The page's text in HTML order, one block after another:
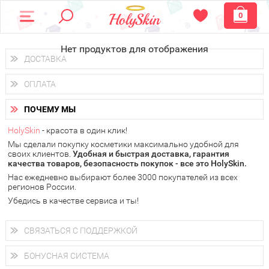
0
Нет продуктов для отображения
ДОСТАВКА
Доставка осуществляетсяпо всем городам России.
Вы можете выбрать доставку курьером, Почтой России или
получить заказ в пунктах выдачи PickPoint или пункте
самовывоза.
В 20 городах России доставка осуществляется ужена
следующий день.
у Вас всегда есть возможность получитьбесплатную
доставку от HolySkin.
подробнее об условиях доставки и оплаты в Вашем городе
ОПЛАТА
Вы можете оплатить свой заказ любым удобным способом:
наличными деньгами (
через интернет-банк (Альфа-банк, Сбербанк) и другими
электронными способами.
ПОЧЕМУ МЫ
HolySkin - красота в один клик!
Мы сделали покупку косметики максимально удобной для
своих клиентов. Удобная и быстрая доставка, гарантия
качества товаров, безопасность покупок - все это HolySkin.
Нас ежедневно выбирают более 3000 покупателей из всех
регионов России.
Убедись в качестве сервиса и ты!
СВЯЗАТЬСЯ С ПОДДЕРЖКОЙ
+7 (800) 707-24-55
Мы будем рады ответить на все Ваши вопросы по работе
магазина, проконсультировать по товарам, рассказать о
БОНУСНАЯ СИСТЕМА